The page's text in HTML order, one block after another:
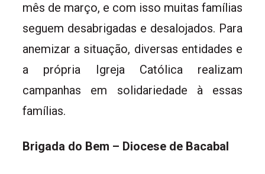
mês de março, e com isso muitas famílias
seguem desabrigadas e desalojados. Para
anemizar a situação, diversas entidades e
a própria Igreja Católica realizam
campanhas em solidariedade à essas
famílias.
Brigada do Bem – Diocese de Bacabal